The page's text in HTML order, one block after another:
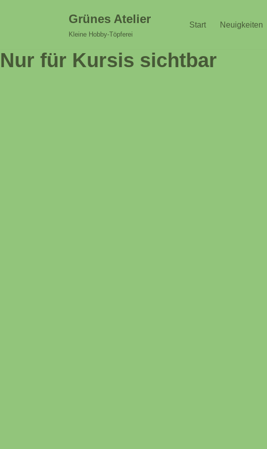
springen
Grünes Atelier
Kleine Hobby-Töpferei
Start Neuigkeiten
Nur für Kursis sichtbar